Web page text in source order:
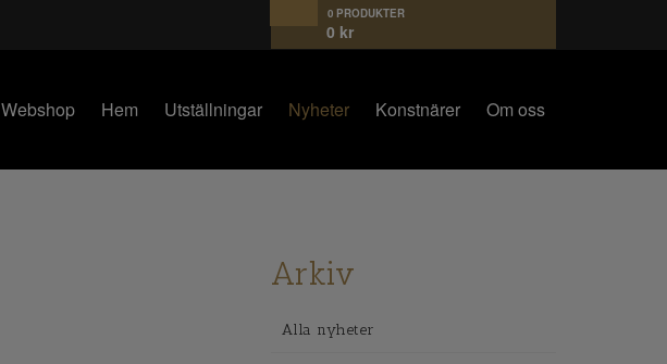
0 PRODUKTER
0 kr
Webshop Hem Utställningar Nyheter Konstnärer Om oss
Arkiv
Alla nyheter